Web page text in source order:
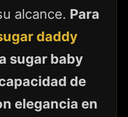
alcance. Para
daddy
sugar baby
de
elegancia en